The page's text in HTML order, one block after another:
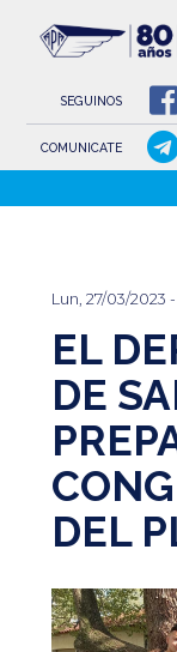
principal
SEGUINOS
COMUNICATE
Lun, 27/03/2023 -
EL
DE
DEL
NOVEDADES
NOTICIAS
SOBRE APA
COMISIÓN
Apa
t.me/
(011) 4823